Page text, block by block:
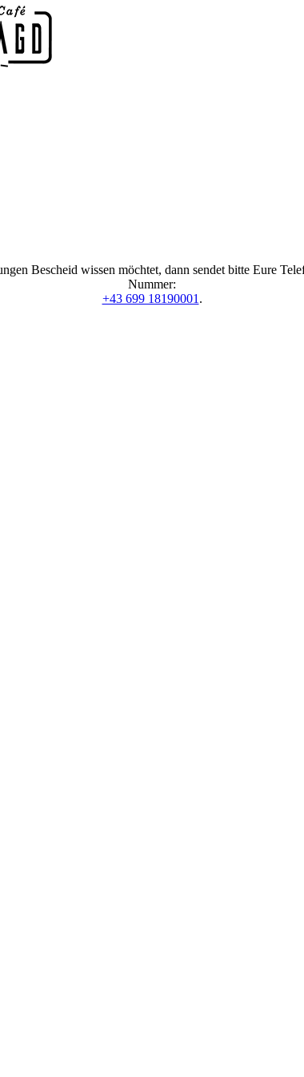
Bescheid wissen möchtet, dann sendet bitte Eure
Nummer:
+43 699 18190001 .